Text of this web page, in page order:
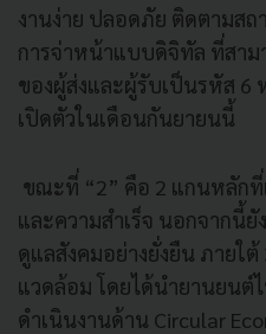
งานง่าย ปลอดภัย ติดตามสถ
การจ่าหน้าแบบดิจิทัล ที่สา
ของผู้ส่งและผู้รับเป็นรหัส 6
เปิดตัวในเดือนกันยายนนี้
ขณะที่ “2” คือ 2 แกนหลัก
และความสำเร็จ นอกจากนี้
ดูแลสังคมอย่างยั่งยืน ภายใ
แวดล้อม โดยได้นำยานยนต์
ดำเนินงานด้าน Circular